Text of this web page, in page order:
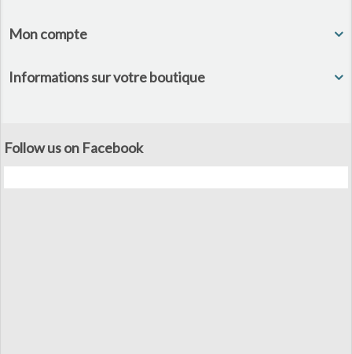
Mon compte
Informations sur votre boutique
Follow us on Facebook